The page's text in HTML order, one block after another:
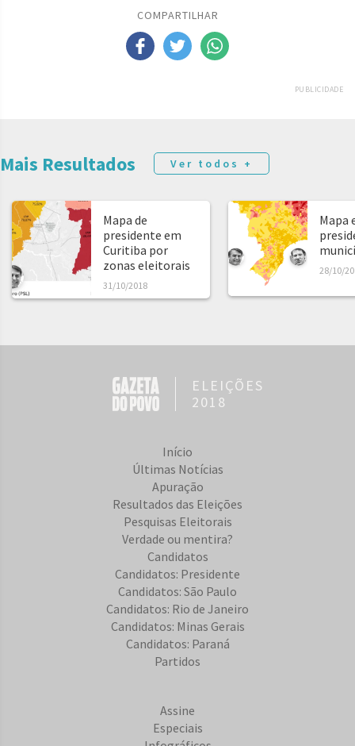
COMPARTILHAR
PUBLICIDADE
Mais Resultados Ver todos +
Mapa de
presidente em
Curitiba por
zonas eleitorais
31/10/2018
Mapa
28/10/
ELEIÇÕES
2018
Início
Últimas Notícias
Apuração
Resultados das Eleições
Pesquisas Eleitorais
Verdade ou mentira?
Candidatos
Candidatos: Presidente
Candidatos: São Paulo
Candidatos: Rio de Janeiro
Candidatos: Minas Gerais
Candidatos: Paraná
Partidos
Assine
Especiais